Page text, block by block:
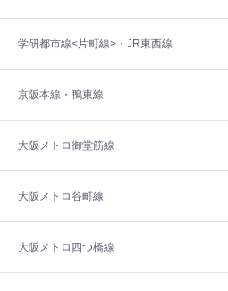
学研都市線<片町線>・JR東西線
京阪本線・鴨東線
大阪メトロ御堂筋線
大阪メトロ谷町線
大阪メトロ四つ橋線